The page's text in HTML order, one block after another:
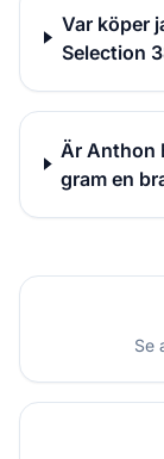
Var köper
Selection
Är Anthon
gram en
Se